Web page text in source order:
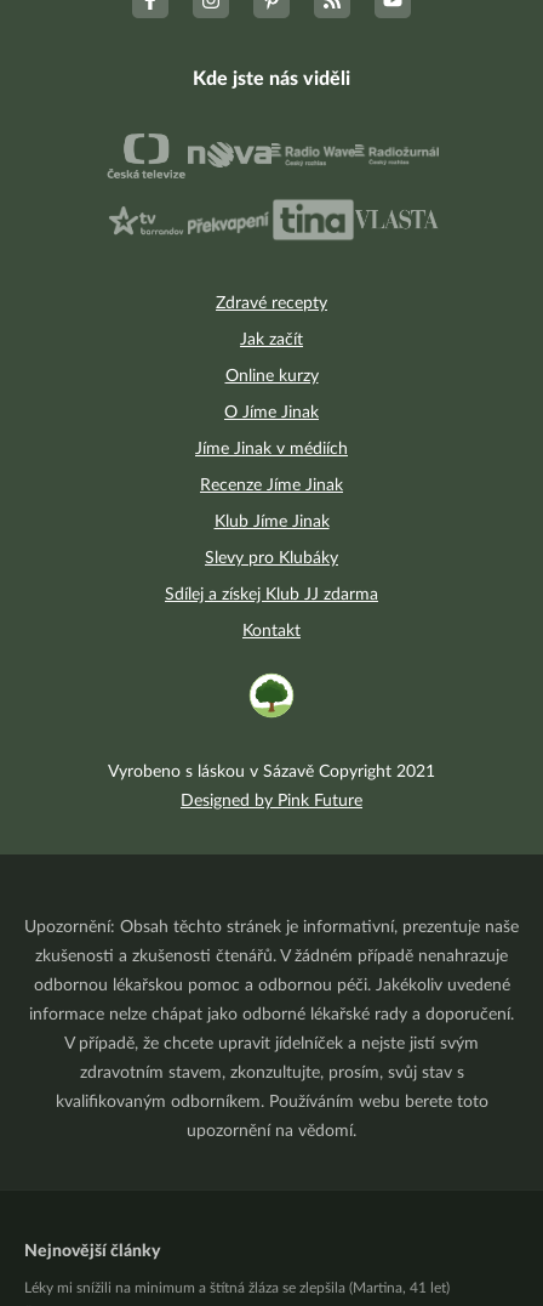
Zdravé recepty
Jak začít
Online kurzy
O Jíme Jinak
Jíme Jinak v médiích
Recenze Jíme Jinak
Klub Jíme Jinak
Slevy pro Klubáky
Sdílej a získej Klub JJ zdarma
Kontakt
Kde jste nás viděli
Vyrobeno s láskou v Sázavě Copyright 2021
Designed by Pink Future
Upozornění: Obsah těchto stránek je informativní, prezentuje naše
zkušenosti a zkušenosti čtenářů. V žádném případě nenahrazuje
odbornou lékařskou pomoc a odbornou péči. Jakékoliv uvedené
informace nelze chápat jako odborné lékařské rady a doporučení.
V případě, že chcete upravit jídelníček a nejste jistí svým
zdravotním stavem, zkonzultujte, prosím, svůj stav s
kvalifikovaným odborníkem. Používáním webu berete toto
upozornění na vědomí.
Nejnovější články
Léky mi snížili na minimum a štítná žláza se zlepšila (Martina, 41 let)